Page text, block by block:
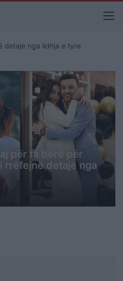
detaje nga lidhja e tyre
për ta bërë për
rrëfejnë detaje nga